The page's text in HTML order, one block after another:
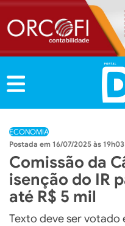
ECONOMIA
16/07/2025 às 19h03
Comissão da
isenção do IR
até R$ 5 mil
Texto deve ser votado